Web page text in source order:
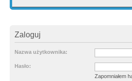
Zaloguj
Nazwa użytkownika:
Hasło:
Zapomniałem